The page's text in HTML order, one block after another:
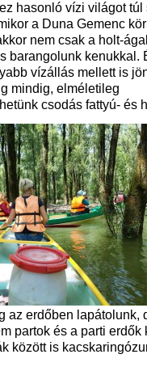
hasonló vízi világot túl
a Duna Gemenc
nem csak a holt-
barangolunk kenukkal.
vízállás mellett is
mindig, elméletileg
csodás fattyú- és
az erdőben lapátolunk,
partok és a parti erdők
között is